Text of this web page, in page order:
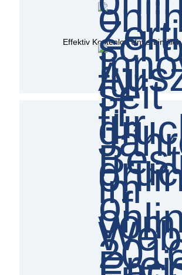
Effektiv Kostenlos Unverbindlich